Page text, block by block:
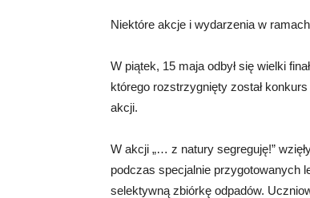
Niektóre akcje i wydarzenia w
W piątek, 15 maja odbył się wielki
którego rozstrzygnięty został
akcji.
W akcji „… z natury segreguję!”
podczas specjalnie przygotowanych
selektywną zbiórkę odpadów.